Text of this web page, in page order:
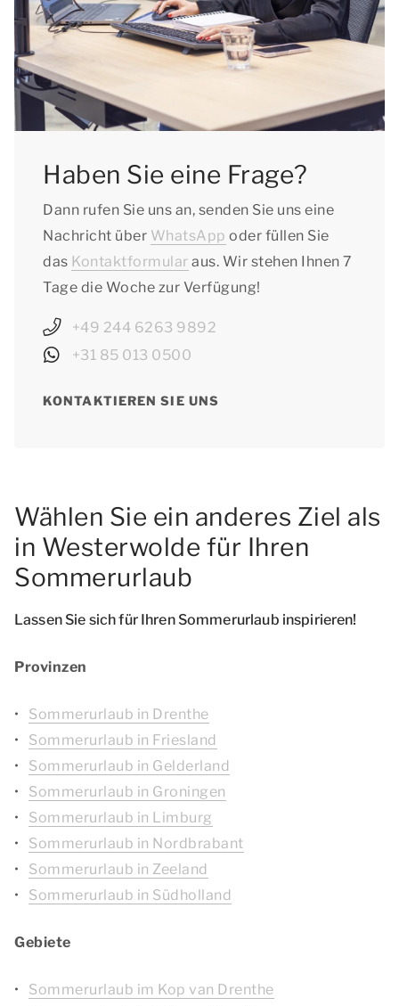
07.08.2026
- Sachsen: vom 04.07.2026 bis zum 14.08.2026
- Sachsen-Anhalt: vom 04.07.2026 bis zum
14.08.2026
- Schleswig-Holstein: vom 04.07.2026 bis zum
15.08.2026
14.08.2026
Haben Sie eine Frage?
Dann rufen Sie uns an, senden Sie uns eine
Nachricht über WhatsApp oder füllen Sie
das Kontaktformular aus. Wir stehen Ihnen 7
Tage die Woche zur Verfügung!
+49 244 6263 9892
+31 85 013 0500
KONTAKTIEREN SIE UNS
Wählen Sie ein anderes Ziel als
in Westerwolde für Ihren
Sommerurlaub
Lassen Sie sich für Ihren Sommerurlaub inspirieren!
Provinzen
Sommerurlaub in Drenthe
Sommerurlaub in Friesland
Sommerurlaub in Gelderland
Sommerurlaub in Groningen
Sommerurlaub in Limburg
Sommerurlaub in Nordbrabant
Sommerurlaub in Zeeland
Sommerurlaub in Südholland
Gebiete
Sommerurlaub im Kop van Drenthe